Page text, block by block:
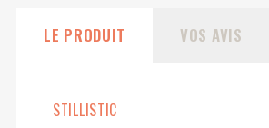
LE PRODUIT VOS AVIS
STILLISTIC